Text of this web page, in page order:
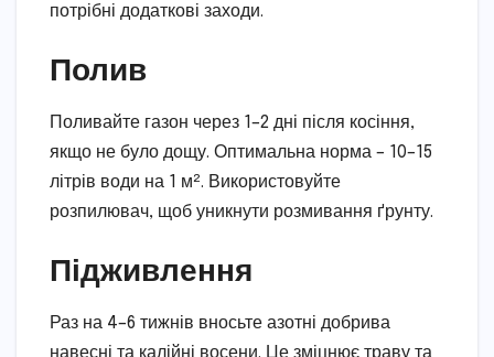
потрібні додаткові заходи.
Полив
Поливайте газон через 1–2 дні після косіння,
якщо не було дощу. Оптимальна норма – 10–15
літрів води на 1 м². Використовуйте
розпилювач, щоб уникнути розмивання ґрунту.
Підживлення
Раз на 4–6 тижнів вносьте азотні добрива
навесні та калійні восени. Це зміцнює траву та